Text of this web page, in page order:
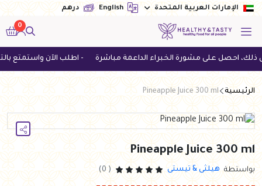
الإمارات العربية المتحدة English درهم
0
احصل على مشورة الخبراء الداعمة مباشرة - اطلب الآن واستمتع بالتوصيل
الرئيسية Pineapple Juice 300 ml
Pineapple Juice 300 ml
بواستطة هيلثى & تيستى ( 0)